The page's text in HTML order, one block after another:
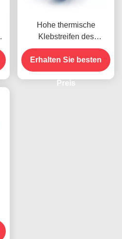
Hohe thermische
Klebstreifen des
Anfangsadhäsions-blaue
Polyester-Band-TS630D
Erhalten Sie besten
Preis